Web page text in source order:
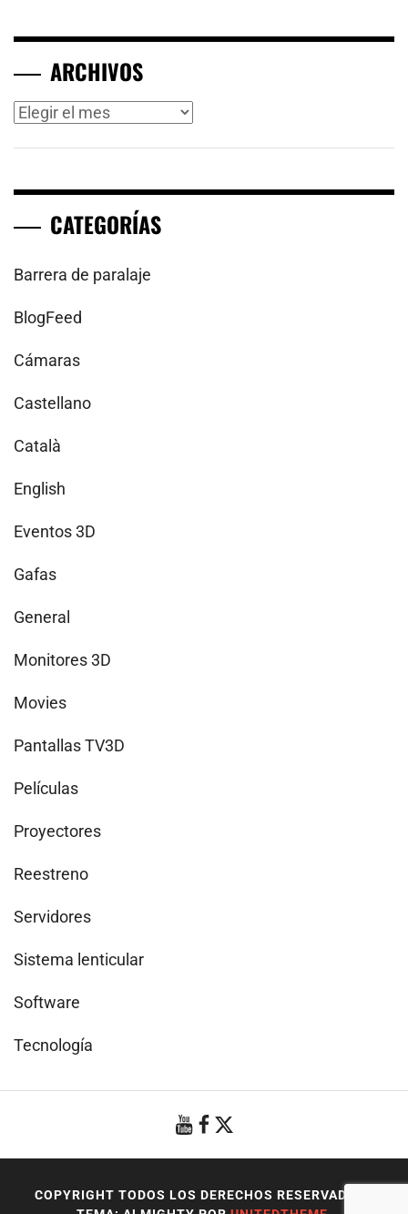
ARCHIVOS
Archivos
CATEGORÍAS
Barrera de paralaje
BlogFeed
Cámaras
Castellano
Català
English
Eventos 3D
Gafas
General
Monitores 3D
Movies
Pantallas TV3D
Películas
Proyectores
Reestreno
Servidores
Sistema lenticular
Software
Tecnología
COPYRIGHT TODOS LOS DERECHOS RESERVADOS